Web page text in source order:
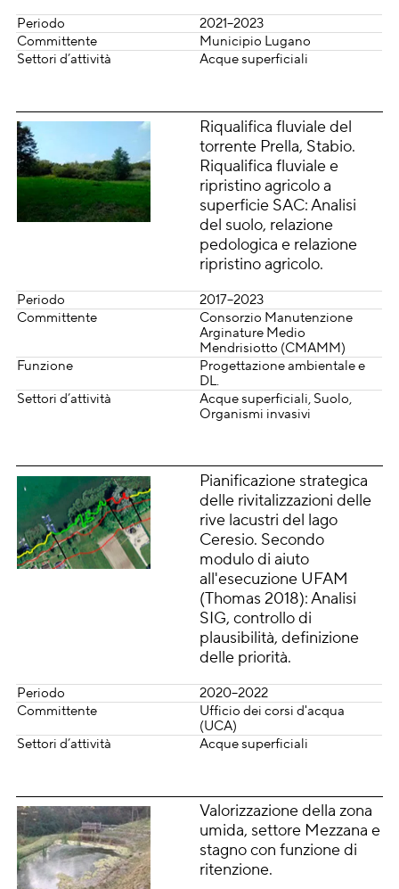
Periodo
2021–2023
Committente
Municipio Lugano
Settori d’attività
Acque superficiali
Riqualifica fluviale del
torrente Prella, Stabio.
Riqualifica fluviale e
ripristino agricolo a
superficie SAC: Analisi
del suolo, relazione
pedologica e relazione
ripristino agricolo.
Periodo
2017–2023
Committente
Consorzio Manutenzione
Arginature Medio
Mendrisiotto (CMAMM)
Funzione
Progettazione ambientale e
DL.
Settori d’attività
Acque superficiali Suolo
Organismi invasivi
Pianificazione strategica
delle rivitalizzazioni delle
rive lacustri del lago
Ceresio. Secondo
modulo di aiuto
all'esecuzione UFAM
(Thomas 2018): Analisi
SIG, controllo di
plausibilità, definizione
delle priorità.
Periodo
2020–2022
Committente
Ufficio dei corsi d'acqua
(UCA)
Settori d’attività
Acque superficiali
Valorizzazione della zona
umida, settore Mezzana e
stagno con funzione di
ritenzione.